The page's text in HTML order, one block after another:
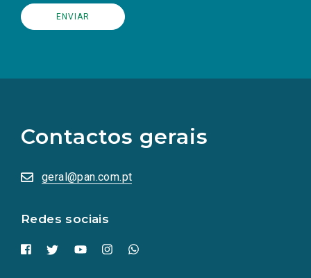
Contactos gerais
geral@pan.com.pt
Redes sociais
redes
sociais
numa
nova